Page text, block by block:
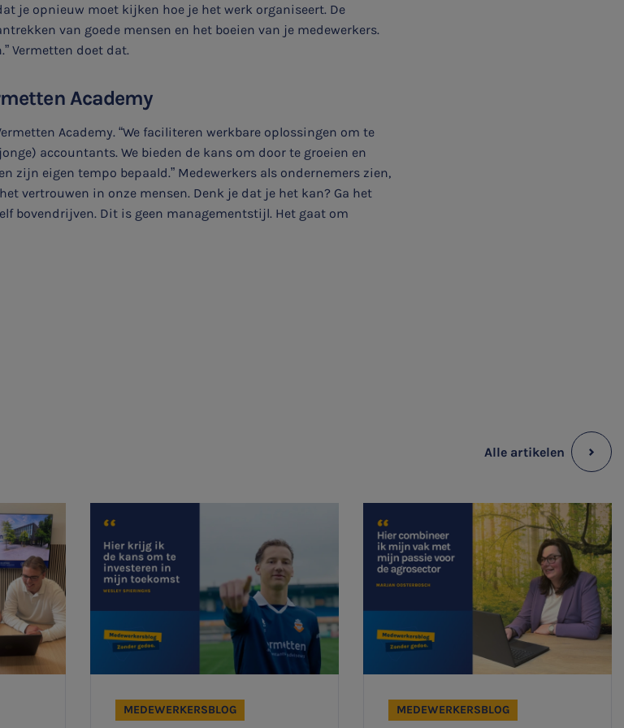
bij belangrijke ontwikkelingen rondom
Aanmelden
je opnieuw moet kijken hoe je het werk organiseert. De
van goede mensen en het boeien van je medewerkers.
Vermetten doet dat.
Academy
Academy. “We faciliteren werkbare oplossingen om te
accountants. We bieden de kans om door te groeien en
zijn eigen tempo bepaald.” Medewerkers als ondernemers zien,
vertrouwen in onze mensen. Denk je dat je het kan? Ga het
bovendrijven. Dit is geen managementstijl. Het gaat om
Alle artikelen
MEDEWERKERSBLOG MEDEWERKERSBLOG